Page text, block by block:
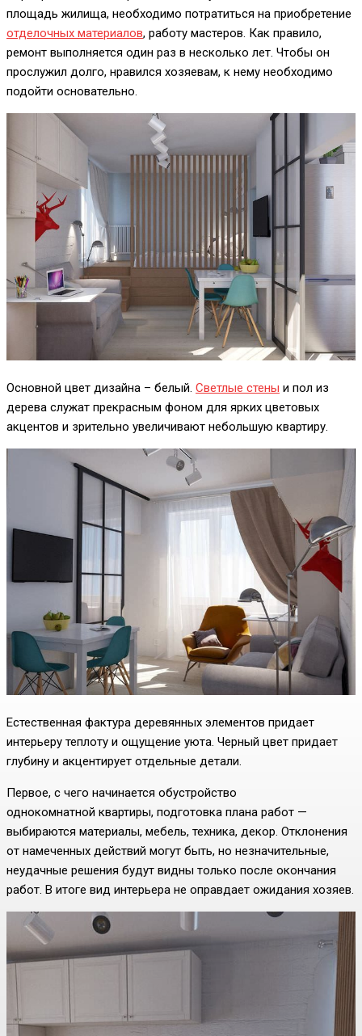
площадь жилища, необходимо потратиться на приобретение
отделочных материалов, работу мастеров. Как правило,
ремонт выполняется один раз в несколько лет. Чтобы он
прослужил долго, нравился хозяевам, к нему необходимо
подойти основательно.
Основной цвет дизайна – белый. Светлые стены и пол из
дерева служат прекрасным фоном для ярких цветовых
акцентов и зрительно увеличивают небольшую квартиру.
Естественная фактура деревянных элементов придает
интерьеру теплоту и ощущение уюта. Черный цвет придает
глубину и акцентирует отдельные детали.
Первое, с чего начинается обустройство
однокомнатной квартиры, подготовка плана работ —
выбираются материалы, мебель, техника, декор. Отклонения
от намеченных действий могут быть, но незначительные,
неудачные решения будут видны только после окончания
работ. В итоге вид интерьера не оправдает ожидания хозяев.